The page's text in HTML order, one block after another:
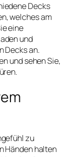
Decks
welches am
eine
und
Decks an.
und sehen Sie,
zu
Händen halten